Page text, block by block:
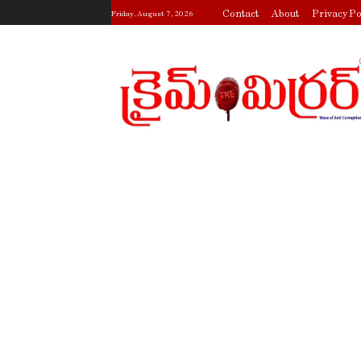
Friday, August 7, 2026 Contact About Privacy